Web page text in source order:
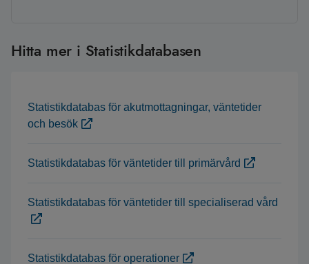
Hitta mer i Statistikdatabasen
Statistikdatabas för akutmottagningar, väntetider
och besök
Statistikdatabas för väntetider till primärvård
Statistikdatabas för väntetider till specialiserad vård
Statistikdatabas för operationer